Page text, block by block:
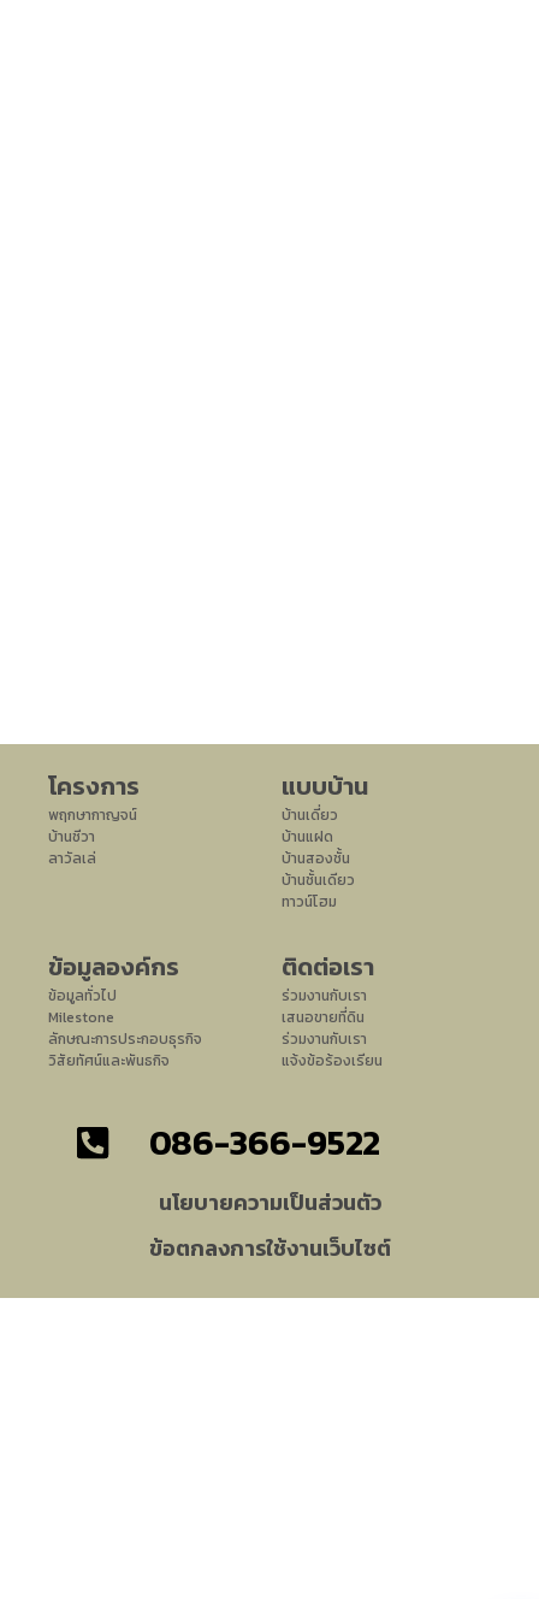
โครงการ
พฤกษากาญจน์
บ้านชีวา
ลาวัลเล่
แบบบ้าน
บ้านเดี่ยว
บ้านแฝด
บ้านสองชั้น
บ้านชั้นเดียว
ทาวน์โฮม
ข้อมูลองค์กร
ข้อมูลทั่วไป
Milestone
ลักษณะการประกอบธุรกิจ
วิสัยทัศน์และพันธกิจ
ติดต่อเรา
ร่วมงานกับเรา
เสนอขายที่ดิน
ร่วมงานกับเรา
แจ้งข้อร้องเรียน
086-366-9522
นโยบายความเป็นส่วนตัว
ข้อตกลงการใช้งานเว็บไซต์